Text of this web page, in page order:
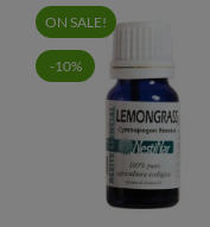
ON SALE!
-10%